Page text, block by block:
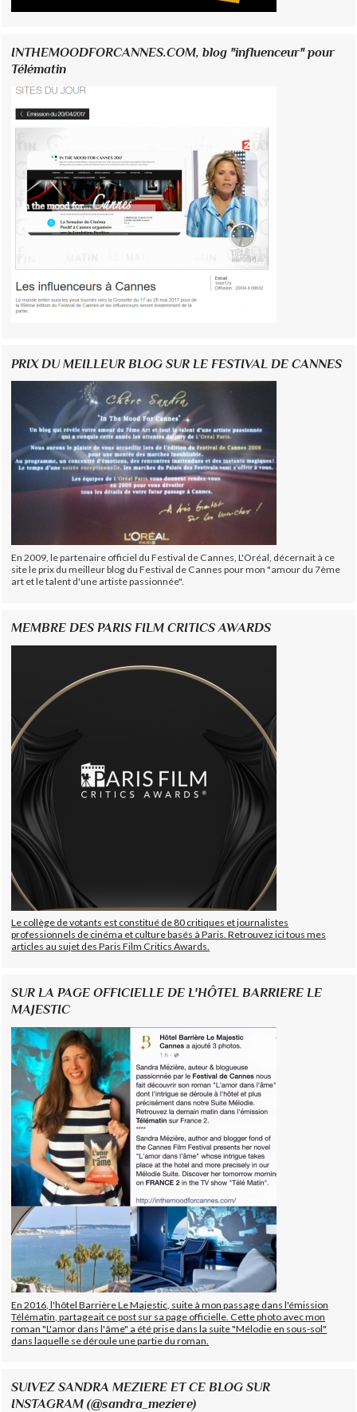
INTHEMOODFORCANNES.COM, blog "influenceur" pour
Télématin
PRIX DU MEILLEUR BLOG SUR LE FESTIVAL DE CANNES
En 2009, le partenaire officiel du Festival de Cannes, L'Oréal, décernait à ce
site le prix du meilleur blog du Festival de Cannes pour mon "amour du 7ème
art et le talent d'une artiste passionnée".
MEMBRE DES PARIS FILM CRITICS AWARDS
Le collège de votants est constitué de 80 critiques et journalistes
professionnels de cinéma et culture basés à Paris. Retrouvez ici tous mes
articles au sujet des Paris Film Critics Awards.
SUR LA PAGE OFFICIELLE DE L'HÔTEL BARRIERE LE
MAJESTIC
En 2016, l'hôtel Barrière Le Majestic, suite à mon passage dans l'émission
Télématin, partageait ce post sur sa page officielle. Cette photo avec mon
roman "L'amor dans l'âme" a été prise dans la suite "Mélodie en sous-sol"
dans laquelle se déroule une partie du roman.
SUIVEZ SANDRA MEZIERE ET CE BLOG SUR
INSTAGRAM (@sandra_meziere)